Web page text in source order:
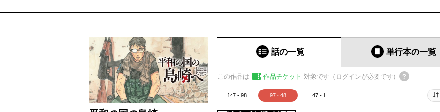
話の一覧 単行本の一覧
この作品は 作品チケット 対象です（ログインが必要です）
147 - 98 97 - 48 47 - 1